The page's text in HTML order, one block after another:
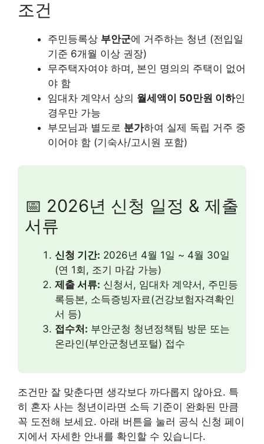
조건
주민등록상 부안군에 거주하는 청년 (전입일
기준 6개월 이상 권장)
무주택자여야 하며, 본인 명의의 주택이 없어
야 함
임대차 계약서 상의 월세액이 50만원 이하인
경우만 가능
부모님과 별도로 분가하여 실제 독립 거주 중
이어야 함 (기숙사/고시원 포함)
📅 2026년 신청 일정 & 제출
서류
신청 기간: 2026년 4월 1일 ~ 4월 30일
(연 1회, 조기 마감 가능)
제출 서류: 신청서, 임대차 계약서, 주민등
록등본, 소득증빙자료(건강보험자격확인
서 등)
접수처: 부안군청 청년정책팀 방문 또는
온라인(부안군청년포털) 접수
조건만 잘 맞춘다면 생각보다 까다롭지 않아요. 특
히 혼자 사는 청년이라면 소득 기준이 완화된 만큼
꼭 도전해 보세요. 아래 버튼을 눌러 공식 신청 페이
지에서 자세한 안내를 확인할 수 있습니다.